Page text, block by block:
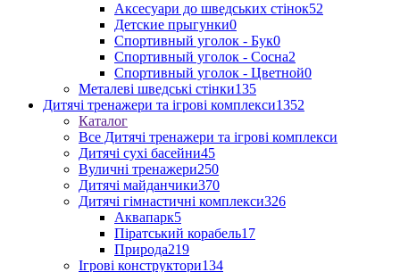
Аксесуари до шведських стінок52
Детские прыгунки0
Спортивный уголок - Бук0
Спортивный уголок - Сосна2
Спортивный уголок - Цветной0
Металеві шведські стінки135
Дитячі тренажери та ігрові комплекси1352
Каталог
Все Дитячі тренажери та ігрові комплекси
Дитячі сухі басейни45
Вуличні тренажери250
Дитячі майданчики370
Дитячі гімнастичні комплекси326
Аквапарк5
Піратський корабель17
Природа219
Ігрові конструктори134